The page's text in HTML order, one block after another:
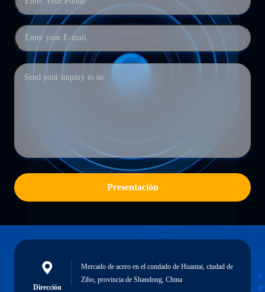
Presentación
Dirección
Mercado de acero en el condado de Huantai, ciudad de
Zibo, provincia de Shandong, China